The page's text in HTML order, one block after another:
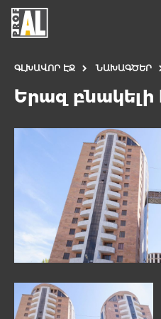
ԴՌՆԵՐ
ՊԱՏՈՒՀԱՆՆԵՐ
ԱՊԱԿԵ
ՖԱՍԱԴԱՅԻՆ
ԳԼԽԱՎՈՐ ԷՋ ՆԱԽԱԳԾԵՐ
Երազ բնակելի